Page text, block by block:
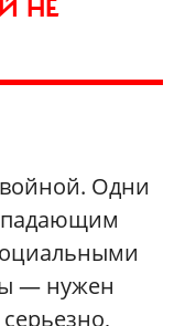
НЕ
Одни
падающим
— нужен